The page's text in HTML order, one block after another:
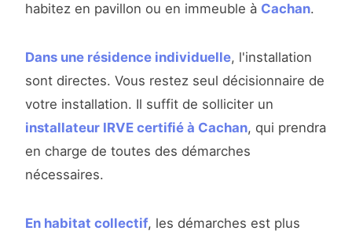
habitez en pavillon ou en immeuble à Cachan.
Dans une résidence individuelle, l'installation
sont directes. Vous restez seul décisionnaire de
votre installation. Il suffit de solliciter un
installateur IRVE certifié à Cachan, qui prendra
en charge de toutes des démarches
nécessaires.
En habitat collectif, les démarches est plus